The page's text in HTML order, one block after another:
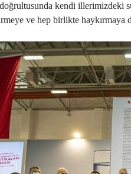
kendi
ve hep birlikte